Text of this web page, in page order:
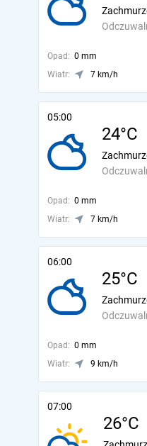
Opad: 0 mm
Wiatr:
7 km/h
05:00
24°C
Opad: 0 mm
Wiatr:
7 km/h
06:00
25°C
Opad: 0 mm
Wiatr:
9 km/h
07:00
26°C